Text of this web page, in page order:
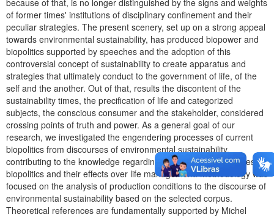
because of that, is no longer distinguished by the signs and weights
of former times' institutions of disciplinary confinement and their
peculiar strategies. The present scenery, set up on a strong appeal
towards environmental sustainability, has produced biopower and
biopolitics supported by speeches and the adoption of this
controversial concept of sustainability to create apparatus and
strategies that ultimately conduct to the government of life, of the
self and the another. Out of that, results the discontent of the
sustainability times, the precification of life and categorized
subjects, the conscious consumer and the stakeholder, considered
crossing points of truth and power. As a general goal of our
research, we investigated the engendering processes of current
biopolitics from discourses of environmental sustainability,
contributing to the knowledge regarding the performance of these
biopolitics and their effects over life management. Methodology was
focused on the analysis of production conditions to the discourse of
environmental sustainability based on the selected corpus.
Theoretical references are fundamentally supported by Michel